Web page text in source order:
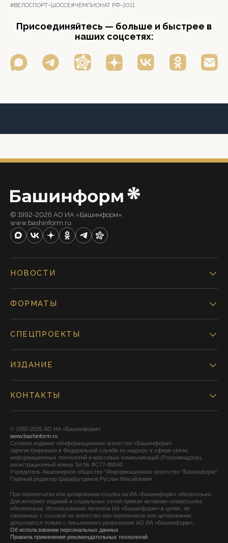
#ВЕЛОСПОРТ-ШОССЕ#ЧЕМПИОНАТ РФ-2011
Присоединяйтесь — больше и быстрее в
наших соцсетях:
© 1992-2026 АО ИА «Башинформ».
www.bashinform.ru
НОВОСТИ
ФОРМАТЫ
СПЕЦПРОЕКТЫ
ИЗДАНИЕ
КОНТАКТЫ
© 1992-2026 АО ИА «Башинформ».
www.bashinform.ru
Сетевое издание «Информационное агентство «Башинформ»
зарегистрировано в Федеральной службе по надзору в сфере связи,
информационных технологий и массовых коммуникаций (Роскомнадзор),
регистрационный номер Эл № ФС77-88040
Учредитель Акционерное общество "Информационное агентство "Башинформ"
Главный редактор Шарафутдинов Руслан Михайлович
При перепечатке или цитировании ссылка на ИА «Башинформ» обязательна.
Для интернет-изданий и социальных сетей прямая активная гиперссылка
обязательна. Использование логотипа ИА «Башинформ» в целях, не
связанных с ссылкой на агентство при перепечатке или цитировании,
допускается только с письменного разрешения АО ИА «Башинформ».
Об использовании персональных данных
Правила применения рекомендательных технологий